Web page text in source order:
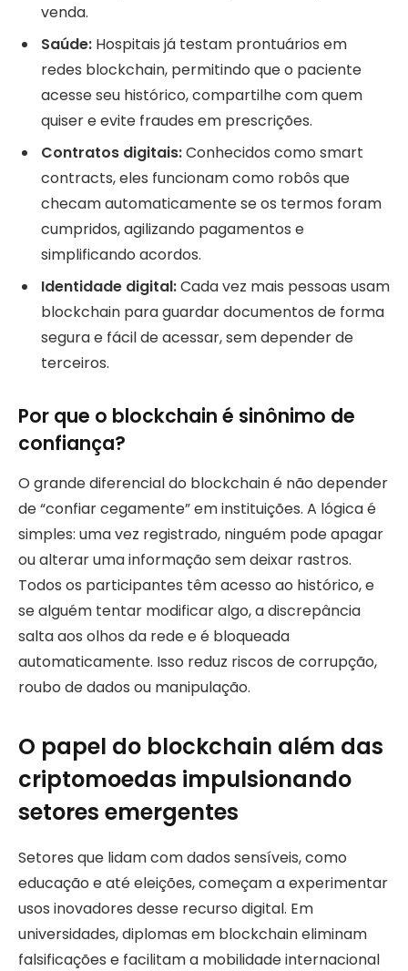
venda.
Saúde: Hospitais já testam prontuários em
redes blockchain, permitindo que o paciente
acesse seu histórico, compartilhe com quem
quiser e evite fraudes em prescrições.
Contratos digitais:Conhecidos como smart
contracts, eles funcionam como robôs que
checam automaticamente se os termos foram
cumpridos, agilizando pagamentos e
simplificando acordos.
Identidade digital:Cada vez mais pessoas usam
blockchain para guardar documentos de forma
segura e fácil de acessar, sem depender de
terceiros.
Por que o blockchain é sinônimo de
confiança?
O grande diferencial do blockchain é não depender
de “confiar cegamente” em instituições. A lógica é
simples: uma vez registrado, ninguém pode apagar
ou alterar uma informação sem deixar rastros.
Todos os participantes têm acesso ao histórico, e
se alguém tentar modificar algo, a discrepância
salta aos olhos da rede e é bloqueada
automaticamente. Isso reduz riscos de corrupção,
roubo de dados ou manipulação.
O papel do blockchain além das
criptomoedas impulsionando
setores emergentes
Setores que lidam com dados sensíveis, como
educação e até eleições, começam a experimentar
usos inovadores desse recurso digital. Em
universidades, diplomas em blockchain eliminam
falsificações e facilitam a mobilidade internacional